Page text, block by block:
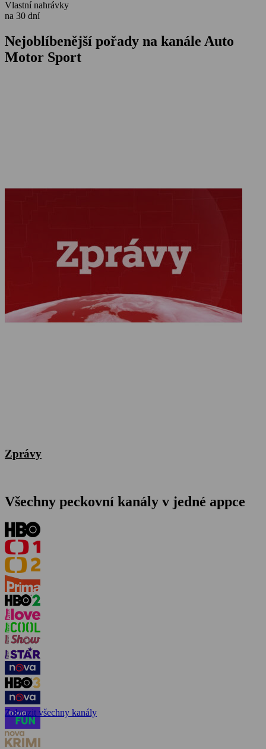
Vlastní nahrávky
na 30 dní
Nejoblíbenější pořady na kanále Auto
Motor Sport
Zprávy
Všechny peckovní kanály v jedné appce
Zobrazit všechny kanály